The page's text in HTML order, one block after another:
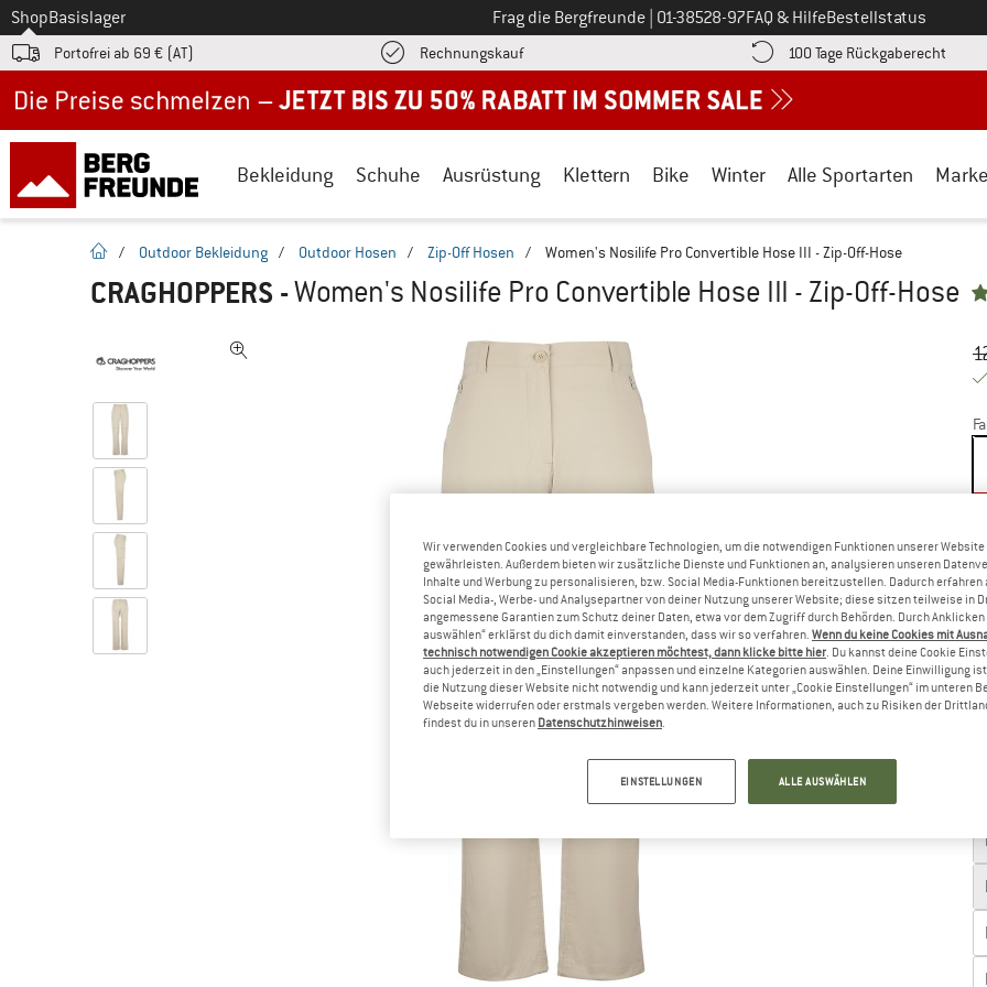
Zum
ShopBasislager Frag die Bergfreunde Ruf uns an unter
01-38528-97FAQ & HilfeBestellstatus
Portofrei ab 69 € (AT) RechnungskaufFinde die Zahlungs-Infos hier! Öffnet sich in einer Infobox
100 Tage Rückgaberecht
Bekleidung Schuhe Ausrüstung Klettern Bike Winter Alle Sportarten
Startseite
/ Outdoor Bekleidung / Outdoor Hosen / Zip-Off Hosen / Women's Nosilife Pro Convertible Hose III - Zip-Off-Hose
CRAGHOPPERS -Women's Nosilife Pro Convertible Hose III - Zip-Off-Hose
Wir verwenden Cookies und vergleichbare Technologien, um die notwendigen Funktionen unserer Website
gewährleisten. Außerdem bieten wir zusätzliche Dienste und Funktionen an, analysieren unseren
Inhalte und Werbung zu personalisieren, bzw. Social Media-Funktionen bereitzustellen. Dadurch erfahren
Social Media-, Werbe- und Analysepartner von deiner Nutzung unserer Website; diese sitzen teilweise in
angemessene Garantien zum Schutz deiner Daten, etwa vor dem Zugriff durch Behörden. Durch Anklicken
auswählen“ erklärst du dich damit einverstanden, dass wir so verfahren. Wenn du keine Cookies mit
technisch notwendigen Cookie akzeptieren möchtest, dann klicke bitte hier. Du kannst deine Cookie
auch jederzeit in den „Einstellungen“ anpassen und einzelne Kategorien auswählen. Deine Einwilligung
die Nutzung dieser Website nicht notwendig und kann jederzeit unter „Cookie Einstellungen“ im unteren
Webseite widerrufen oder erstmals vergeben werden. Weitere Informationen, auch zu Risiken der
findest du in unseren Datenschutzhinweisen.
EINSTELLUNGEN ALLE AUSWÄHLEN